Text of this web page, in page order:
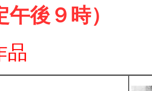
後９時）
品